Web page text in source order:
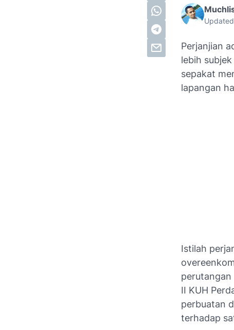
Perjanjian
lebih
sepakat
lapangan
Istilah
perutangan
II KUH
perbuatan
terhadap